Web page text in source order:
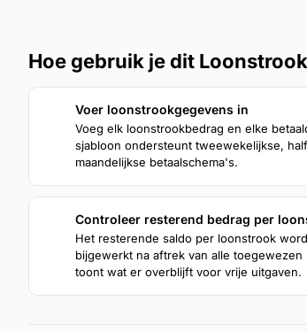
Hoe gebruik je dit
Voer loonstrookgegevens in
Voeg elk loonstrookbedrag en elke
sjabloon ondersteunt tweewekelijkse,
maandelijkse betaalschema's.
Controleer resterend bedrag per
Het resterende saldo per loonstrook
bijgewerkt na aftrek van alle toegewezen
toont wat er overblijft voor vrije uitgaven.